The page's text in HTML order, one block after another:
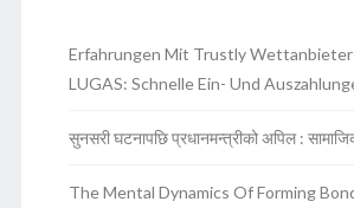
Erfahrungen Mit Trustly
LUGAS: Schnelle Ein- Und
सुनसरी घटनापछि प्रधानमन्त्रीको अपिल :
The Mental Dynamics Of Forming